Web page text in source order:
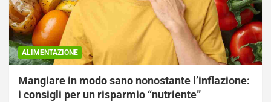
ALIMENTAZIONE
Mangiare in modo sano nonostante l’inflazione:
i consigli per un risparmio “nutriente”